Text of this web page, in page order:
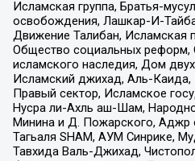
Исламская группа, Братья-
освобождения, Лашкар-И-
Движение Талибан, Исламская
Общество социальных
исламского наследия, Дом
Исламский джихад, Аль-
Правый сектор, Исламское
Нусра ли-Ахль аш-Шам,
Минина и Д. Пожарского, Аджр
Тагьаля SHAM, АУМ Синрике,
Тавхида Валь-Джихад,